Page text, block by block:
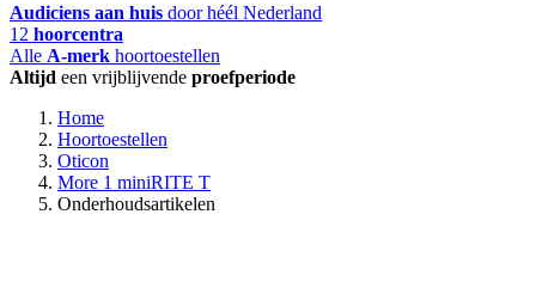
Audiciens aan huis door héél Nederland
12 hoorcentra
Alle A-merk hoortoestellen
Altijd een vrijblijvende proefperiode
Home
Hoortoestellen
Oticon
More 1 miniRITE T
Onderhoudsartikelen